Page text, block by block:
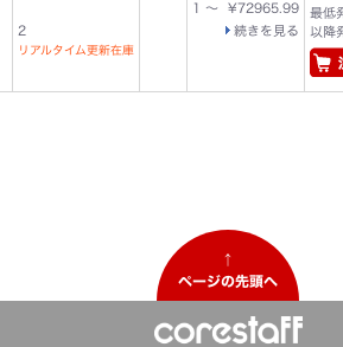
2
リアルタイム更新在庫
1 ～ ¥72965.99
続きを見る
最低
以降
↑
ページの先頭へ